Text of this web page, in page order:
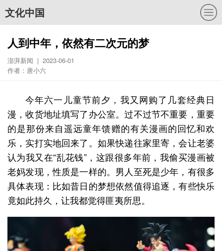
文化中国
人到中年，依然有二次元的梦
澎湃新闻 | 2023-06-01
作者：唐小六
今年六一儿童节前夕，我又网购了几套经典日
漫，收货地址填写了办公室。过不过节不重要，重要
的是那份来自遥远童年馈赠的有关漫画的回忆和欢
乐，实打实地回来了。如果快递往家里寄，会让老婆
认为我又在“乱花钱”，这跟很多年前，我偷买漫画被
老妈发现，性质是一样的。男人至死是少年，有很多
具体表现：比如昔日的梦想依然值得追逐，有些快乐
竟如此持久，让我都觉得匪夷所思。